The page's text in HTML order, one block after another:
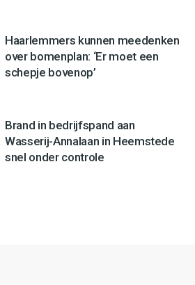
Haarlemmers kunnen meedenken
over bomenplan: ‘Er moet een
schepje bovenop’
Brand in bedrijfspand aan
Wasserij-Annalaan in Heemstede
snel onder controle